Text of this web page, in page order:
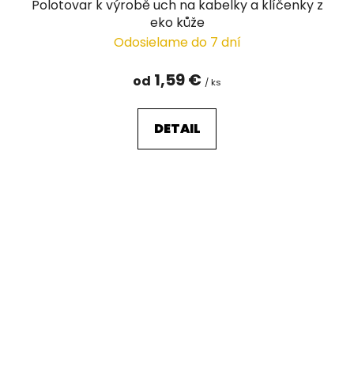
Polotovar k výrobě uch na kabelky a klíčenky z
eko kůže
Odosielame do 7 dní
od 1,59 € / ks
DETAIL